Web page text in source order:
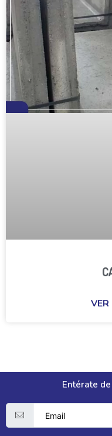
VER
Entérate